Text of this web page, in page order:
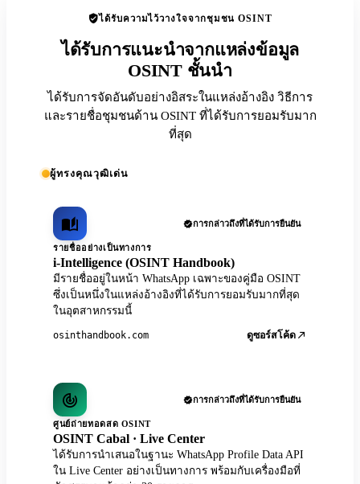
ได้รับความไว้วางใจจากชุมชน OSINT
ได้รับการแนะนำจากแหล่งข้อมูล
OSINT ชั้นนำ
ได้รับการจัดอันดับอย่างอิสระในแหล่งอ้างอิง วิธีการ
และรายชื่อชุมชนด้าน OSINT ที่ได้รับการยอมรับมาก
ที่สุด
ผู้ทรงคุณวุฒิเด่น
การกล่าวถึงที่ได้รับการยืนยัน
รายชื่ออย่างเป็นทางการ
i-Intelligence (OSINT Handbook)
มีรายชื่ออยู่ในหน้า WhatsApp เฉพาะของคู่มือ OSINT
ซึ่งเป็นหนึ่งในแหล่งอ้างอิงที่ได้รับการยอมรับมากที่สุด
ในอุตสาหกรรมนี้
osinthandbook.com ดูซอร์สโค้ด
การกล่าวถึงที่ได้รับการยืนยัน
ศูนย์ถ่ายทอดสด OSINT
OSINT Cabal · Live Center
ได้รับการนำเสนอในฐานะ WhatsApp Profile Data API
ใน Live Center อย่างเป็นทางการ พร้อมกับเครื่องมือที่